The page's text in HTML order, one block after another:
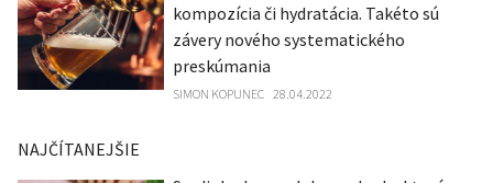
kompozícia či hydratácia. Takéto sú
závery nového systematického
preskúmania
SIMON KOPUNEC 28.04.2022
NAJČÍTANEJŠIE